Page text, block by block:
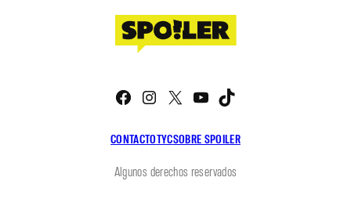
CONTACTOTYCSOBRE SPOILER
Facebook
Instagram
X YouTube
Algunos derechos reservados